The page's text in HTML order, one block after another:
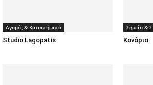
Αγορές & Καταστήματά
Studio Lagopatis
Σημεία &
Κανάρια